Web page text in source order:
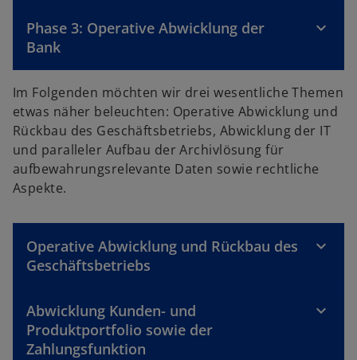
Phase 3: Operative Abwicklung der
Bank
Im Folgenden möchten wir drei wesentliche Themen
etwas näher beleuchten: Operative Abwicklung und
Rückbau des Geschäftsbetriebs, Abwicklung der IT
und paralleler Aufbau der Archivlösung für
aufbewahrungsrelevante Daten sowie rechtliche
Aspekte.
Operative Abwicklung und Rückbau des
Geschäftsbetriebs
Abwicklung Kunden- und
Produktportfolio sowie der
Zahlungsfunktion